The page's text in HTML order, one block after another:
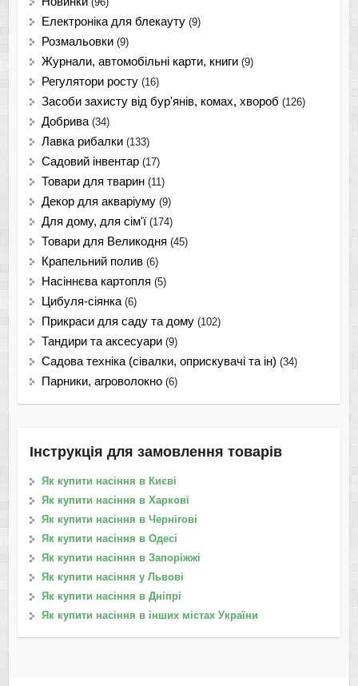
Електроніка для блекауту (9)
Розмальовки (9)
Журнали, автомобільні карти, книги (9)
Регулятори росту (16)
Засоби захисту від бур'янів, комах, хвороб (126)
Добрива (34)
Лавка рибалки (133)
Садовий інвентар (17)
Товари для тварин (11)
Декор для акваріуму (9)
Для дому, для сім'ї (174)
Товари для Великодня (45)
Крапельний полив (6)
Насіннєва картопля (5)
Цибуля-сіянка (6)
Прикраси для саду та дому (102)
Тандири та аксесуари (9)
Садова техніка (сівалки, оприскувачі та ін) (34)
Парники, агроволокно (6)
Інструкція для замовлення товарів
Як купити насіння в Києві
Як купити насіння в Харкові
Як купити насіння в Чернігові
Як купити насіння в Одесі
Як купити насіння в Запоріжжі
Як купити насіння у Львові
Як купити насіння в Дніпрі
Як купити насіння в інших містах України